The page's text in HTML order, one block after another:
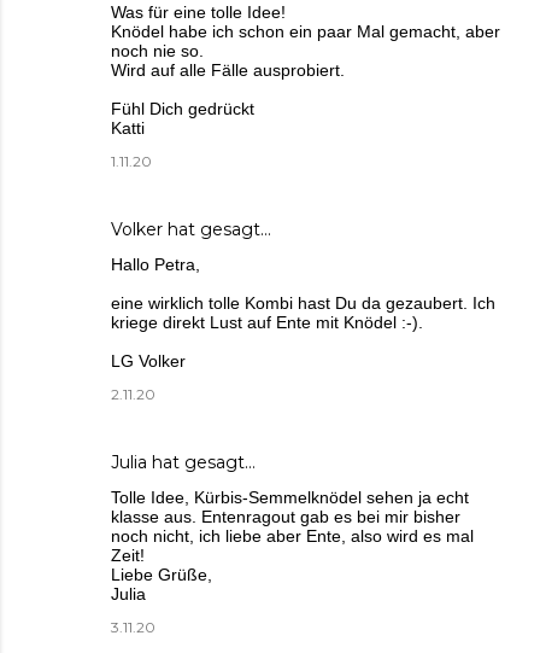
Was für eine tolle Idee!
Knödel habe ich schon ein paar Mal gemacht, aber
noch nie so.
Wird auf alle Fälle ausprobiert.
Fühl Dich gedrückt
Katti
1.11.20
Volker hat gesagt…
Hallo Petra,
eine wirklich tolle Kombi hast Du da gezaubert. Ich
kriege direkt Lust auf Ente mit Knödel :-).
LG Volker
2.11.20
Julia hat gesagt…
Tolle Idee, Kürbis-Semmelknödel sehen ja echt
klasse aus. Entenragout gab es bei mir bisher
noch nicht, ich liebe aber Ente, also wird es mal
Zeit!
Liebe Grüße,
Julia
3.11.20